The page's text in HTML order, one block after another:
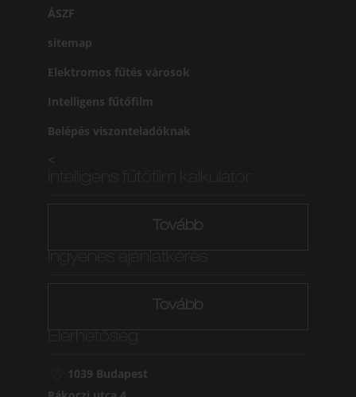
ÁSZF
sitemap
Elektromos fűtés városok
Intelligens fűtőfilm
Belépés viszonteladóknak
<
Tovább
Tovább
1039 Budapest